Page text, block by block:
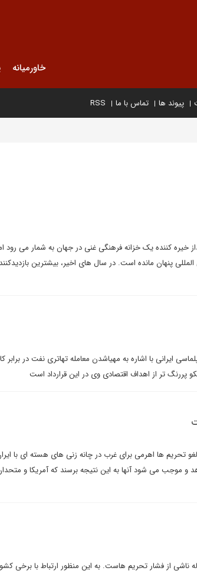
خاورمیانه
پیوند ها تماس با ما RSS
خیره کننده یک خزانه فرهنگی غنی در جهان به شمار می رود
پنهان مانده است. در سال های اخیر، بیشترین
ایرانی با اشاره به مهیاشدن معامله تهاتری نفت در برابر
تر از اهداف اقتصادی وی در این قرارداد است
تحریم ها اهرمی برای غرب در چانه زنی های هسته ای با
و موجب می شود آنها به این نتیجه برسند که آمریکا و
ناشی از فشار تحریم هاست. به این منظور ارتباط با برخی